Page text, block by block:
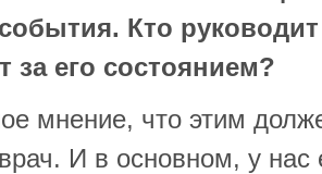
Кто
за его состоянием?
мнение, что этим
И в основном, у нас